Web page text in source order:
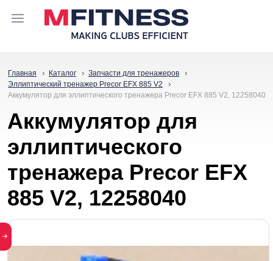
Главная Каталог
Запчасти для тренажеров
Эллиптический тренажер Precor EFX 885 V2
Аккумулятор для эллиптического тренажера Precor EFX 885 V2, 12258040
Аккумулятор для
эллиптического
тренажера Precor EFX
885 V2, 12258040